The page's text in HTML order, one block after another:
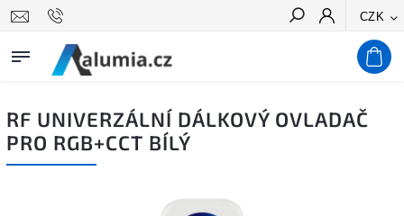
CZK
Hledat
RF UNIVERZÁLNÍ DÁLKOVÝ OVLADAČ
PRO RGB+CCT BÍLÝ